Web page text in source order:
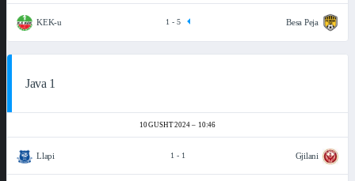
KEK-u Besa Peja
1 - 5
Java 1
10 GUSHT 2024 10:46
Llapi Gjilani
1 - 1